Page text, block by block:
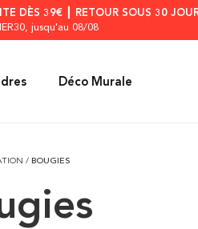
DÈS 39€ ┃ RETOUR SOUS 30
, jusqu'au 08/08
Déco Murale
/ BOUGIES